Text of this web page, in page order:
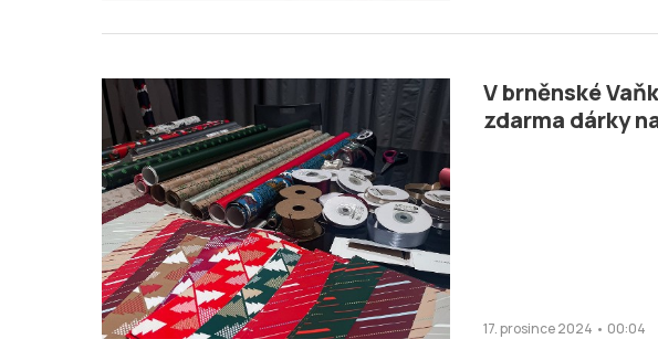
V brněnské
zdarma dárky
17. prosince 2024 • 00:04